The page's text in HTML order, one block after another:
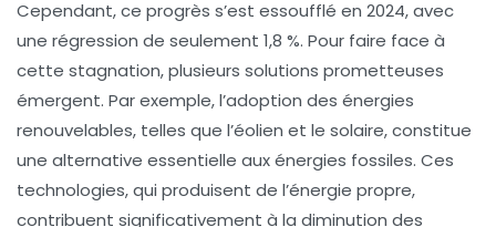
Cependant, ce progrès s’est essoufflé en 2024, avec
une régression de seulement 1,8 %. Pour faire face à
cette stagnation, plusieurs solutions prometteuses
émergent. Par exemple, l’adoption des énergies
renouvelables, telles que l’éolien et le solaire, constitue
une alternative essentielle aux énergies fossiles. Ces
technologies, qui produisent de l’énergie propre,
contribuent significativement à la diminution des